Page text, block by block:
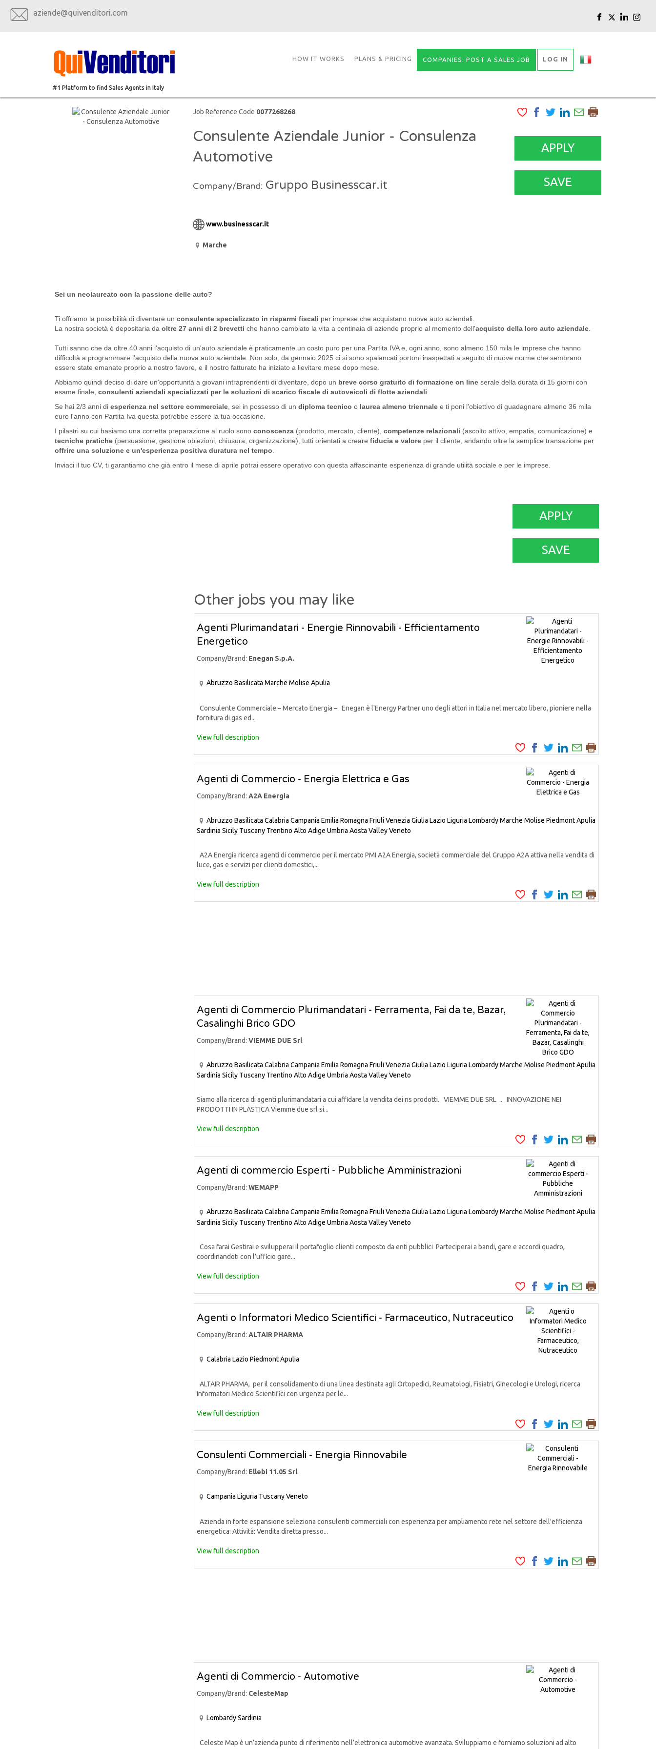
aziende@quivenditori.com
#1 Platform to find Sales Agents in Italy
HOW IT WORKS PLANS & PRICING COMPANIES: POST A SALES JOB LOG IN
Job Reference Code 0077268268
Consulente Aziendale Junior - Consulenza
Automotive
Company/Brand: Gruppo Businesscar.it
www.businesscar.it
Marche
APPLY
SAVE
Sei un neolaureato con la passione delle auto?
Ti offriamo la possibilità di diventare un consulente specializzato in risparmi fiscali per imprese che acquistano nuove auto aziendali.
La nostra società è depositaria da oltre 27 anni di 2 brevetti che hanno cambiato la vita a centinaia di aziende proprio al momento dell'acquisto della loro auto aziendale.
Tutti sanno che da oltre 40 anni l'acquisto di un'auto aziendale è praticamente un costo puro per una Partita IVA e, ogni anno, sono almeno 150 mila le imprese che hanno
difficoltà a programmare l'acquisto della nuova auto aziendale. Non solo, da gennaio 2025 ci si sono spalancati portoni inaspettati a seguito di nuove norme che sembrano
essere state emanate proprio a nostro favore, e il nostro fatturato ha iniziato a lievitare mese dopo mese.
Abbiamo quindi deciso di dare un'opportunità a giovani intraprendenti di diventare, dopo un breve corso gratuito di formazione on line serale della durata di 15 giorni con
esame finale, consulenti aziendali specializzati per le soluzioni di scarico fiscale di autoveicoli di flotte aziendali.
Se hai 2/3 anni di esperienza nel settore commerciale, sei in possesso di un diploma tecnico o laurea almeno triennale e ti poni l'obiettivo di guadagnare almeno 36 mila
euro l'anno con Partita Iva questa potrebbe essere la tua occasione.
I pilastri su cui basiamo una corretta preparazione al ruolo sono conoscenza (prodotto, mercato, cliente), competenze relazionali (ascolto attivo, empatia, comunicazione) e
tecniche pratiche (persuasione, gestione obiezioni, chiusura, organizzazione), tutti orientati a creare fiducia e valore per il cliente, andando oltre la semplice transazione per
offrire una soluzione e un'esperienza positiva duratura nel tempo.
Inviaci il tuo CV, ti garantiamo che già entro il mese di aprile potrai essere operativo con questa affascinante esperienza di grande utilità sociale e per le imprese.
APPLY
SAVE
Other jobs you may like
Agenti Plurimandatari - Energie Rinnovabili - Efficientamento
Energetico
Company/Brand: Enegan S.p.A.
Abruzzo Basilicata Marche Molise Apulia
Consulente Commerciale – Mercato Energia – Enegan è l'Energy Partner uno degli attori in Italia nel mercato libero, pioniere nella
fornitura di gas ed...
View full description
Agenti di Commercio - Energia Elettrica e Gas
Company/Brand: A2A Energia
Abruzzo Basilicata Calabria Campania Emilia Romagna Friuli Venezia Giulia Lazio Liguria LombardyMarche Molise PiedmontApulia
Sardinia Sicily Tuscany Trentino Alto Adige Umbria Aosta ValleyVeneto
A2A Energia ricerca agenti di commercio per il mercato PMI A2A Energia, società commerciale del Gruppo A2A attiva nella vendita di
luce, gas e servizi per clienti domestici,...
View full description
Agenti di Commercio Plurimandatari - Ferramenta, Fai da te, Bazar,
Casalinghi Brico GDO
Company/Brand: VIEMME DUE Srl
Abruzzo Basilicata Calabria Campania Emilia Romagna Friuli Venezia Giulia Lazio Liguria LombardyMarche Molise PiedmontApulia
Sardinia Sicily Tuscany Trentino Alto Adige Umbria Aosta ValleyVeneto
Siamo alla ricerca di agenti plurimandatari a cui affidare la vendita dei ns prodotti. VIEMME DUE SRL .. INNOVAZIONE NEI
PRODOTTI IN PLASTICA Viemme due srl si...
View full description
Agenti di commercio Esperti - Pubbliche Amministrazioni
Company/Brand: WEMAPP
Abruzzo Basilicata Calabria Campania Emilia Romagna Friuli Venezia Giulia Lazio Liguria LombardyMarche Molise PiedmontApulia
Sardinia Sicily Tuscany Trentino Alto Adige Umbria Aosta ValleyVeneto
Cosa farai Gestirai e svilupperai il portafoglio clienti composto da enti pubblici Parteciperai a bandi, gare e accordi quadro,
coordinandoti con l’ufficio gare...
View full description
Agenti o Informatori Medico Scientifici - Farmaceutico, Nutraceutico
Company/Brand: ALTAIR PHARMA
Calabria Lazio PiedmontApulia
ALTAIR PHARMA, per il consolidamento di una linea destinata agli Ortopedici, Reumatologi, Fisiatri, Ginecologi e Urologi, ricerca
Informatori Medico Scientifici con urgenza per le...
View full description
Consulenti Commerciali - Energia Rinnovabile
Company/Brand: Ellebi 11.05 Srl
Campania Liguria TuscanyVeneto
Azienda in forte espansione seleziona consulenti commerciali con esperienza per ampliamento rete nel settore dell'efficienza
energetica: Attività: Vendita diretta presso...
View full description
Agenti di Commercio - Automotive
Company/Brand: CelesteMap
LombardySardinia
Celeste Map è un’azienda punto di riferimento nell’elettronica automotive avanzata. Sviluppiamo e forniamo soluzioni ad alto